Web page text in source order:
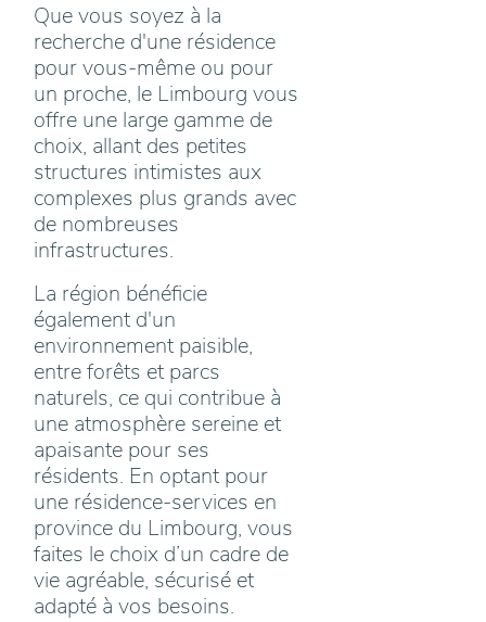
Que vous soyez à la
recherche d'une résidence
pour vous-même ou pour
un proche, le Limbourg vous
offre une large gamme de
choix, allant des petites
structures intimistes aux
complexes plus grands avec
de nombreuses
infrastructures.
La région bénéficie
également d'un
environnement paisible,
entre forêts et parcs
naturels, ce qui contribue à
une atmosphère sereine et
apaisante pour ses
résidents. En optant pour
une résidence-services en
province du Limbourg, vous
faites le choix d’un cadre de
vie agréable, sécurisé et
adapté à vos besoins.